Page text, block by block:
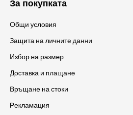
За покупката
Общи условия
Защита на личните данни
Избор на размер
Доставка и плащане
Връщане на стоки
Pекламация